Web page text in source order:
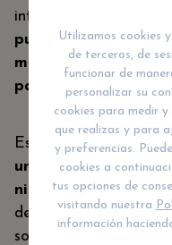
interiorizar cosas
puntual a una
medidas de los
pagar una compra.
Estos juegos
unidades de
niños de primaria,
de preparar a estos
soltura a la hora de
Utilizamos cookies
de terceros, de
funcionar de
personalizar su
cookies para medir
que realizas y para
y preferencias.
cookies a
tus opciones de
visitando nuestra
información